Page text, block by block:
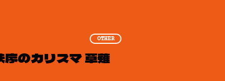
のカリスマ 草薙
OTHER